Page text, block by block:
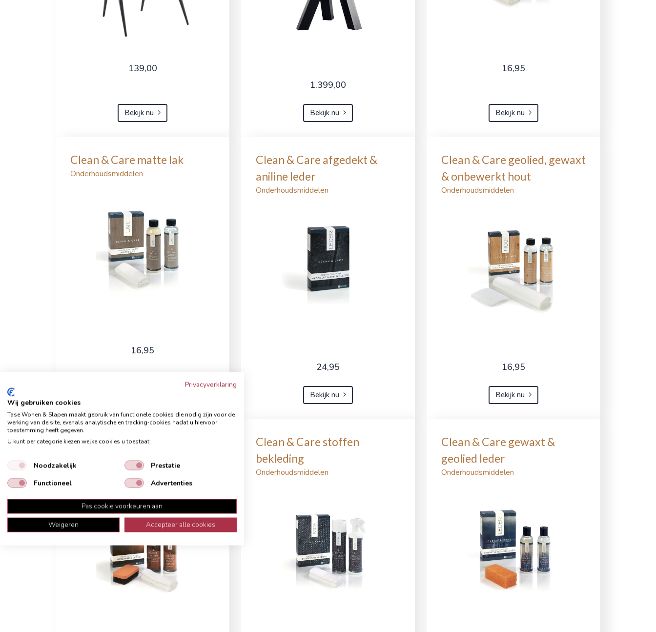
139,00
Bekijk nu
1.399,00
Bekijk nu
16,95
Bekijk nu
Clean & Care matte lak
Onderhoudsmiddelen
16,95
Clean & Care afgedekt &
aniline leder
Onderhoudsmiddelen
24,95
Bekijk nu
Clean & Care geolied, gewaxt
& onbewerkt hout
Onderhoudsmiddelen
16,95
Bekijk nu
Clean & Care geschuurd
Onderhoudsmiddelen
Clean & Care stoffen
bekleding
Onderhoudsmiddelen
Clean & Care gewaxt &
geolied leder
Onderhoudsmiddelen
Privacyverklaring
Wij gebruiken cookies
Tase Wonen & Slapen maakt gebruik van functionele cookies die nodig zijn voor de
werking van de site, evenals analytische en tracking‑cookies nadat u hiervoor
toestemming heeft gegeven.
U kunt per categorie kiezen welke cookies u toestaat:
Noodzakelijk
Prestatie
Functioneel
Advertenties
Pas cookie voorkeuren aan
Weigeren
Accepteer alle cookies